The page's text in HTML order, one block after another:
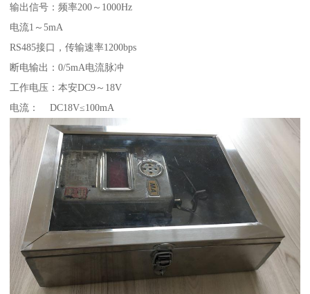
输出信号：频率200～1000Hz
电流1～5mA
RS485接口，传输速率1200bps
断电输出：0/5mA电流脉冲
工作电压：本安DC9～18V
电流： DC18V≤100mA